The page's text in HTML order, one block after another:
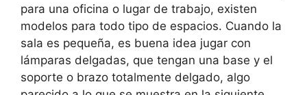
para una oficina o lugar de trabajo, existen
modelos para todo tipo de espacios. Cuando la
sala es pequeña, es buena idea jugar con
lámparas delgadas, que tengan una base y el
soporte o brazo totalmente delgado, algo